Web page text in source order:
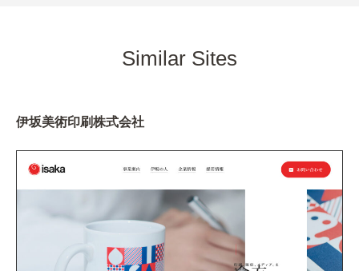
Similar Sites
伊坂美術印刷株式会社